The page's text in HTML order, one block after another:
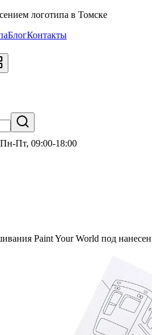
логотипа в Томске
БлогКонтакты
Пн-Пт, 09:00-18:00
Paint Your World под